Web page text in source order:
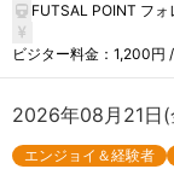
FUTSAL POINT フ
ビジター料金：1,200円
2026年08月21日
エンジョイ＆経験者